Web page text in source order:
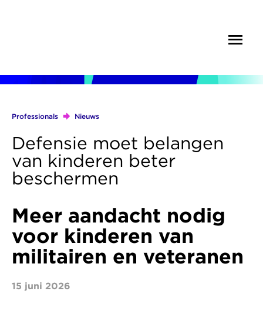
inhoud
Professionals Nieuws
Defensie moet belangen
van kinderen beter
beschermen
Meer aandacht nodig
voor kinderen van
militairen en veteranen
15 juni 2026